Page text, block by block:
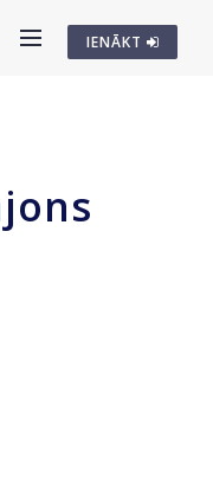
IENĀKT